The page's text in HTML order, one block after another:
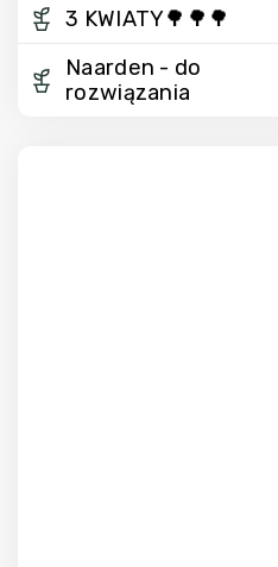
3 KWIATY🌳🌳🌳
Naarden - do
rozwiązania